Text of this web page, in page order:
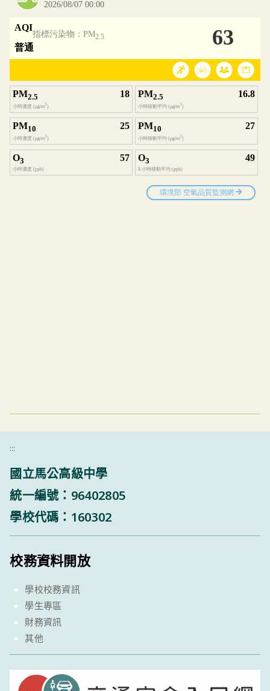
:::
國立馬公高級中學
統一編號：96402805
學校代碼：160302
校務資料開放
學校校務資訊
學生專區
財務資訊
其他